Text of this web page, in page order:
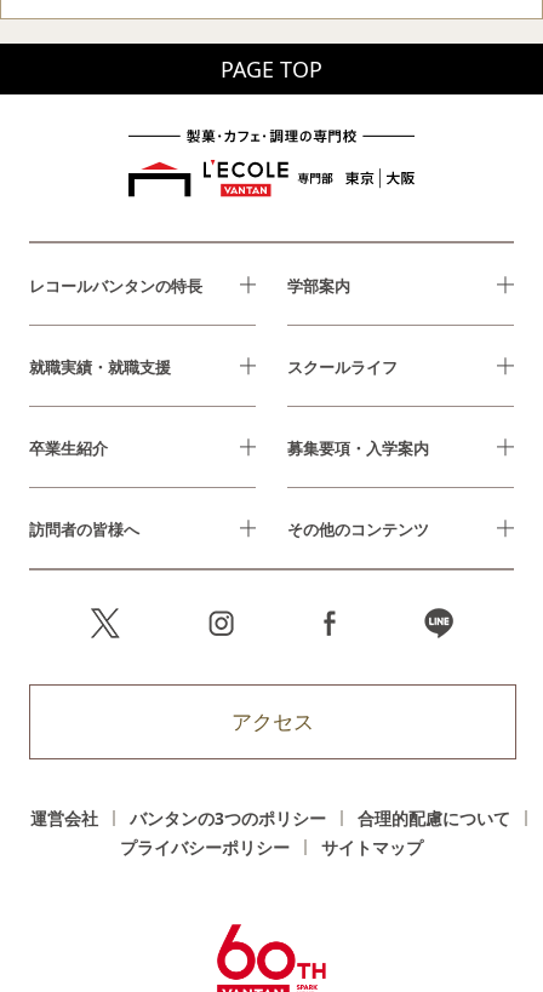
PAGE TOP
レコールバンタンの特長 学部案内
就職実績・就職支援 スクールライフ
卒業生紹介 募集要項・入学案内
訪問者の皆様へ その他のコンテンツ
アクセス
運営会社 バンタンの3つのポリシー
合理的配慮について
プライバシーポリシー
サイトマップ